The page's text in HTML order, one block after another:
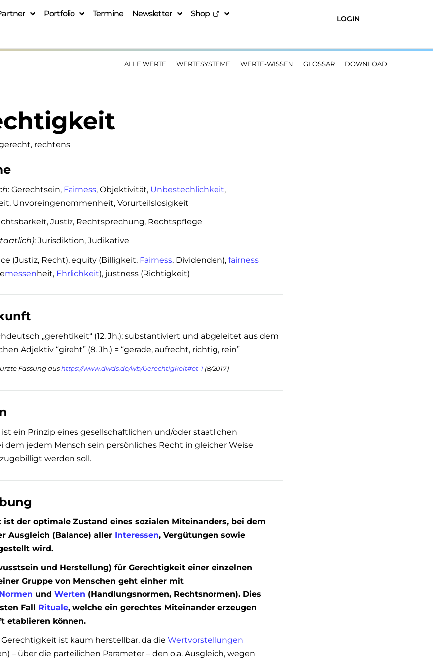
Portfolio Termine Newsletter Shop
LOGIN
ALLE WERTE WERTESYSTEME WERTE-WISSEN GLOSSAR DOWNLOAD
rechtens
: Gerechtsein, Fairness, Objektivität, Unbestechlichkeit,
Unvoreingenommenheit, Vorurteilslosigkeit
Justiz, Rechtsprechung, Rechtspflege
: Jurisdiktion, Judikative
(Justiz, Recht), equity (Billigkeit, Fairness, Dividenden), fairness
messenheit, Ehrlichkeit), justness (Richtigkeit)
„gerehtikeit“ (12. Jh.); substantiviert und abgeleitet aus dem
Adjektiv “gireht” (8. Jh.) = “gerade, aufrecht, richtig, rein”
Fassung aus https://www.dwds.de/wb/Gerechtigkeit#et-1 (8/2017)
ein Prinzip eines gesellschaftlichen und/oder staatlichen
dem jedem Mensch sein persönliches Recht in gleicher Weise
werden soll.
ist der optimale Zustand eines sozialen Miteinanders, bei dem
Ausgleich (Balance) aller Interessen, Vergütungen sowie
wird.
und Herstellung) für Gerechtigkeit einer einzelnen
Gruppe von Menschen geht einher mit
Normen und Werten (Handlungsnormen, Rechtsnormen). Dies
Fall Rituale, welche ein gerechtes Miteinander erzeugen
etablieren können.
ist kaum herstellbar, da die Wertvorstellungen
– über die parteilichen Parameter – den o.a. Ausgleich, wegen